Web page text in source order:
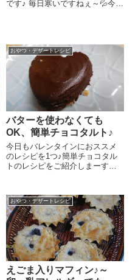
です♪ 毎日寒いですねぇ～💦今日
めます。ここに『環境...
おやつ・デザートレシピ
バターを使わなくても
OK、簡単チョコタルト♪
今日もバレンタインにおススメ
のレシピを1つ♪簡単チョコタル
トのレシピをご紹介しまーす😉
簡単ですよ～！ お好みのビスケ
ットやクッキー、クラッカー
30gをビニール袋に入れて綿棒
を...
おやつ・デザートレシピ
えごま入りマフィン♪～